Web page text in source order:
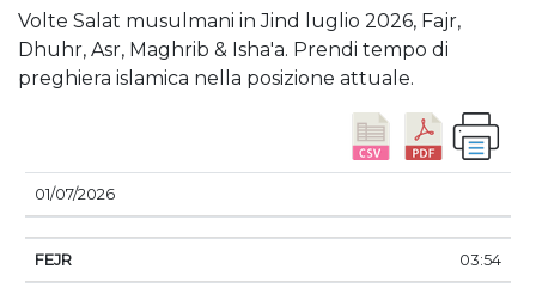
Volte Salat musulmani in Jind luglio 2026, Fajr,
Dhuhr, Asr, Maghrib & Isha'a. Prendi tempo di
preghiera islamica nella posizione attuale.
DATA
01/07/2026
03:54